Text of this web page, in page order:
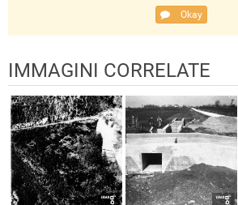
Okay
IMMAGINI CORRELATE